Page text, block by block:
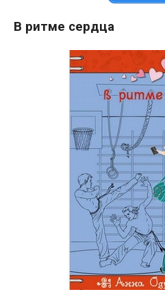
В ритме сердца